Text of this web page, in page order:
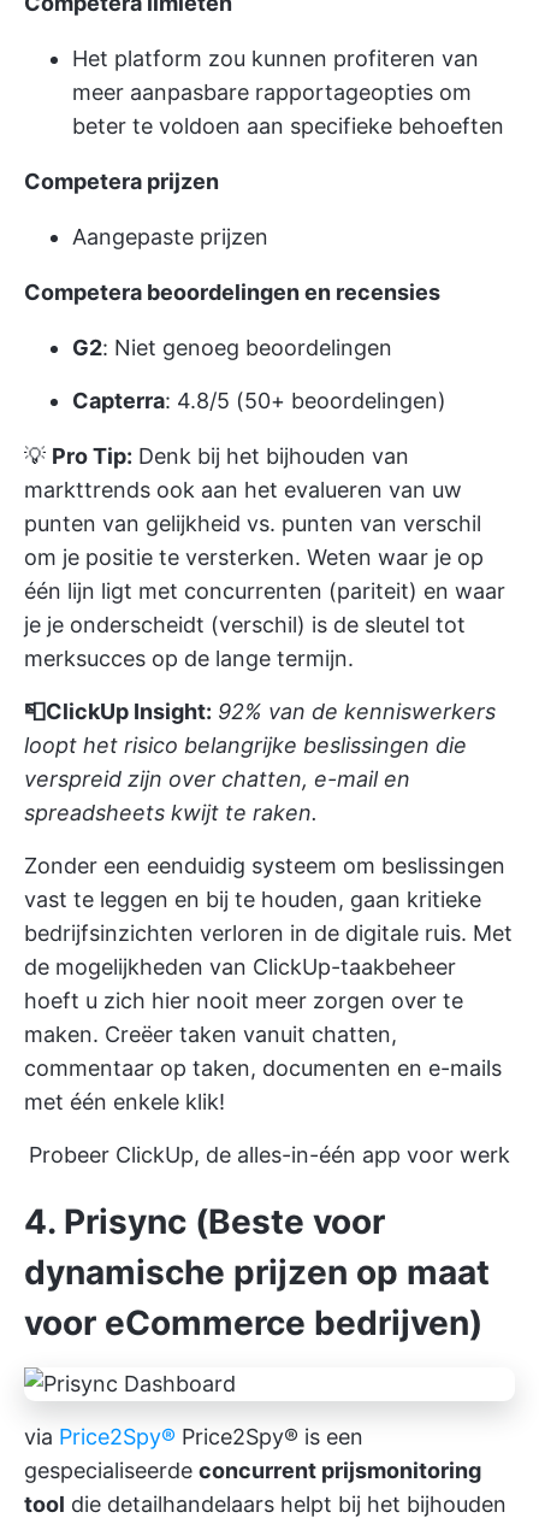
Het platform zou kunnen profiteren van
meer aanpasbare rapportageopties om
beter te voldoen aan specifieke behoeften
Competera prijzen
Aangepaste prijzen
Competera beoordelingen en recensies
G2: Niet genoeg beoordelingen
Capterra: 4.8/5 (50+ beoordelingen)
💡 Pro Tip: Denk bij het bijhouden van
markttrends ook aan het evalueren van uw
punten van gelijkheid vs. punten van verschil
om je positie te versterken. Weten waar je op
één lijn ligt met concurrenten (pariteit) en waar
je je onderscheidt (verschil) is de sleutel tot
merksucces op de lange termijn.
📮ClickUp Insight: 92% van de kenniswerkers
loopt het risico belangrijke beslissingen die
verspreid zijn over chatten, e-mail en
spreadsheets kwijt te raken.
Zonder een eenduidig systeem om beslissingen
vast te leggen en bij te houden, gaan kritieke
bedrijfsinzichten verloren in de digitale ruis. Met
de mogelijkheden van ClickUp-taakbeheer
hoeft u zich hier nooit meer zorgen over te
maken. Creëer taken vanuit chatten,
commentaar op taken, documenten en e-mails
met één enkele klik!
Probeer ClickUp, de alles-in-één app voor werk
4. Prisync (Beste voor
dynamische prijzen op maat
voor eCommerce bedrijven)
via Price2Spy® Price2Spy® is een
gespecialiseerde concurrent prijsmonitoring
tool die detailhandelaars helpt bij het bijhouden